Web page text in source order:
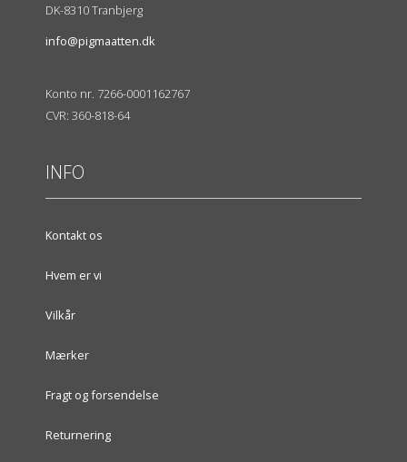
DK-8310 Tranbjerg
info@pigmaatten.dk
Konto nr. 7266-0001162767
CVR: 360-818-64
INFO
Kontakt os
Hvem er vi
Vilkår
Mærker
Fragt og forsendelse
Returnering